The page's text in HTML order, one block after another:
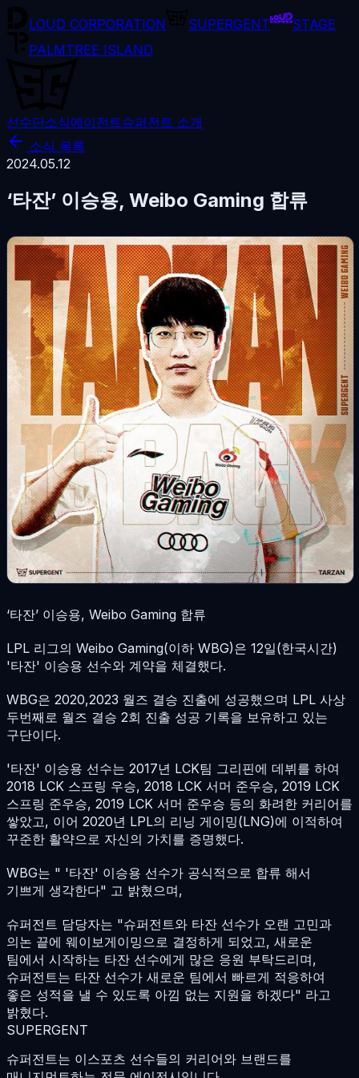
LOUD CORPORATION SUPERGENT
STAGE
PALMTREE ISLAND
선수단소식에이전트슈퍼전트 소개
소식 목록
2024.05.12
‘타잔’ 이승용, Weibo Gaming 합류
‘타잔’ 이승용, Weibo Gaming 합류
LPL 리그의 Weibo Gaming(이하 WBG)은 12일(한국시간)
'타잔' 이승용 선수와 계약을 체결했다.
WBG은 2020,2023 월즈 결승 진출에 성공했으며 LPL 사상
두번째로 월즈 결승 2회 진출 성공 기록을 보유하고 있는
구단이다.
'타잔' 이승용 선수는 2017년 LCK팀 그리핀에 데뷔를 하여
2018 LCK 스프링 우승, 2018 LCK 서머 준우승, 2019 LCK
스프링 준우승, 2019 LCK 서머 준우승 등의 화려한 커리어를
쌓았고, 이어 2020년 LPL의 리닝 게이밍(LNG)에 이적하여
꾸준한 활약으로 자신의 가치를 증명했다.
WBG는 " '타잔' 이승용 선수가 공식적으로 합류 해서
기쁘게 생각한다" 고 밝혔으며,
슈퍼전트 담당자는 "슈퍼전트와 타잔 선수가 오랜 고민과
의논 끝에 웨이보게이밍으로 결정하게 되었고, 새로운
팀에서 시작하는 타잔 선수에게 많은 응원 부탁드리며,
슈퍼전트는 타잔 선수가 새로운 팀에서 빠르게 적응하여
좋은 성적을 낼 수 있도록 아낌 없는 지원을 하겠다" 라고
밝혔다.
SUPERGENT
슈퍼전트는 이스포츠 선수들의 커리어와 브랜드를